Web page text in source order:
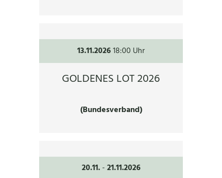
13.11.202618:00 Uhr
GOLDENES LOT 2026
(Bundesverband)
20.11. -21.11.2026